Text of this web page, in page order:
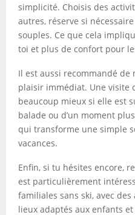
simplicité. Choisis des
autres, réserve si
souples. Ce que cela
toi et plus de confort pour
Il est aussi recommandé de
plaisir immédiat. Une visite
beaucoup mieux si elle est
balade ou d’un moment
qui transforme une simple
vacances.
Enfin, si tu hésites encore,
est particulièrement
familiales sans ski, avec
lieux adaptés aux enfants